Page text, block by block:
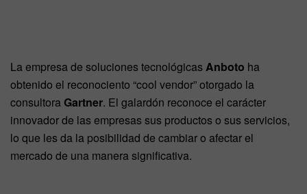
La empresa de soluciones tecnológicasAnboto ha
obtenido el reconociento “cool vendor” otorgado la
consultoraGartner. El galardón reconoce el carácter
innovador de las empresas sus productos o sus servicios,
lo que les da la posibilidad de cambiar o afectar el
mercado de una manera significativa.